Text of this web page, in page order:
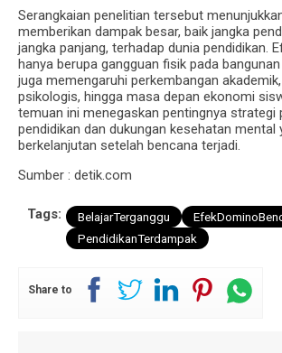
Serangkaian penelitian tersebut
memberikan dampak besar, baik jangka
jangka panjang, terhadap dunia pendidikan.
hanya berupa gangguan fisik pada
juga memengaruhi perkembangan
psikologis, hingga masa depan ekonomi
temuan ini menegaskan pentingnya strategi
pendidikan dan dukungan kesehatan mental
berkelanjutan setelah bencana terjadi.
Sumber : detik.com
Tags: BelajarTerganggu
PendidikanTerdampak
Share to